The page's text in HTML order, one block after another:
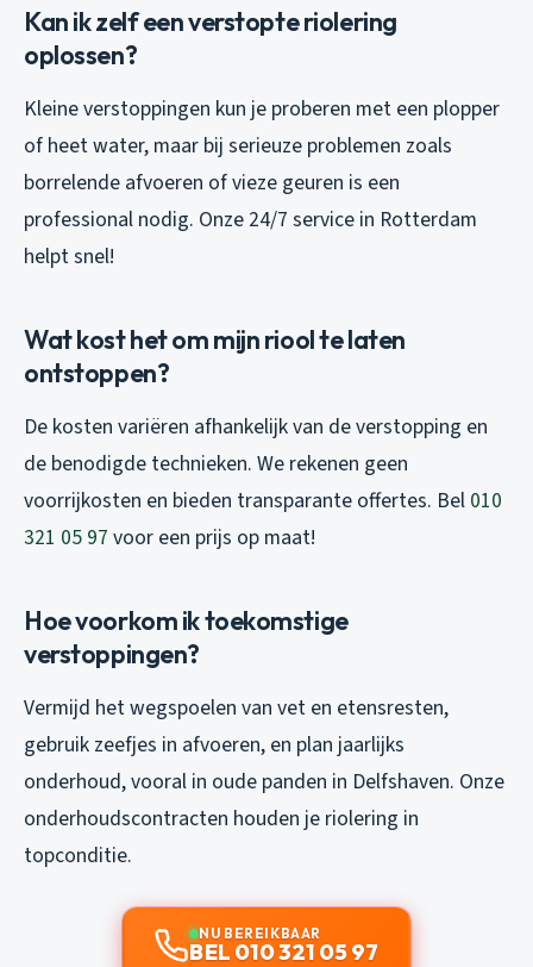
Kan ik zelf een verstopte riolering
oplossen?
Kleine verstoppingen kun je proberen met een plopper
of heet water, maar bij serieuze problemen zoals
borrelende afvoeren of vieze geuren is een
professional nodig. Onze 24/7 service in Rotterdam
helpt snel!
Wat kost het om mijn riool te laten
ontstoppen?
De kosten variëren afhankelijk van de verstopping en
de benodigde technieken. We rekenen geen
voorrijkosten en bieden transparante offertes. Bel 010
321 05 97 voor een prijs op maat!
Hoe voorkom ik toekomstige
verstoppingen?
Vermijd het wegspoelen van vet en etensresten,
gebruik zeefjes in afvoeren, en plan jaarlijks
onderhoud, vooral in oude panden in Delfshaven. Onze
onderhoudscontracten houden je riolering in
topconditie.
NU BEREIKBAAR
BEL 010 321 05 97